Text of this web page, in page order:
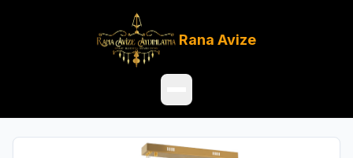
Rana Avize
Ana Sayfa